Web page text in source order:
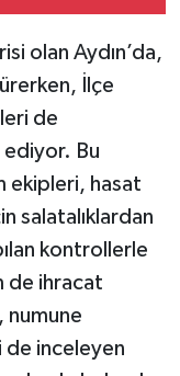
olan Aydın’da,
İlçe
de
Bu
ekipleri, hasat
salatalıklardan
kontrollerle
de ihracat
numune
de inceleyen